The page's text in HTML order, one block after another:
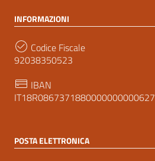
INFORMAZIONI
Codice Fiscale
92038350523
IBAN
IT18R0867371880000000000627
POSTA ELETTRONICA